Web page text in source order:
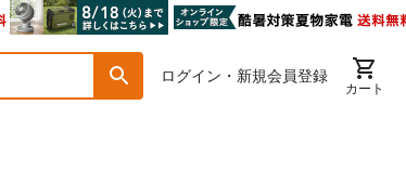
ログイン・新規会員登録
カート